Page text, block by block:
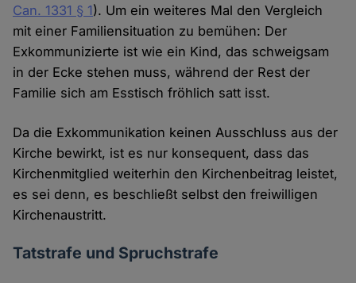
Can. 1331 § 1). Um ein weiteres Mal den Vergleich
mit einer Familiensituation zu bemühen: Der
Exkommunizierte ist wie ein Kind, das schweigsam
in der Ecke stehen muss, während der Rest der
Familie sich am Esstisch fröhlich satt isst.
Da die Exkommunikation keinen Ausschluss aus der
Kirche bewirkt, ist es nur konsequent, dass das
Kirchenmitglied weiterhin den Kirchenbeitrag leistet,
es sei denn, es beschließt selbst den freiwilligen
Kirchenaustritt.
Tatstrafe und Spruchstrafe